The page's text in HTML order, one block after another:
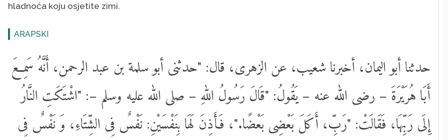
hladnoća koju osjetite zimi.
ARAPSKI
حدثنا أبو اليمان، أخبرنا شعيب، عن الزهرى، قال: "حدثنى أبو سلمة بن عبد الرحمن، أَنَّهُ سَمِعَ
أَبَا هُرَيْرَةَ – رضى الله عنه – يَقُولُ: "قَالَ رَسُولُ اللهِ – صلى الله عليه وسلم –: "اشْتَكَتِ النَّارُ
إِلَى رَبِّهَا، فَقَالَتْ: "رَبِّ، أَكَلَ بَعْضِى بَعْضًا."، فَأَذِنَ لَهَا بِنَفْسَيْنِ: نَفْسٌ فِى الشِّتَاءِ، وَ نَفْسٌ فِى